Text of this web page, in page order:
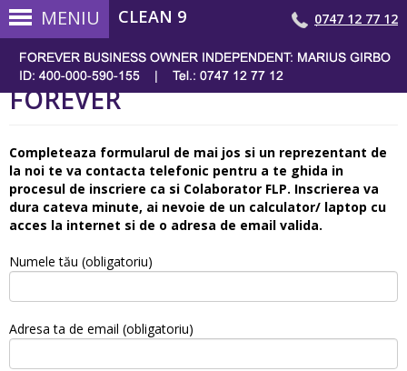
CLEAN 9 0747 12 77 12
INSCRIERE COLABORATOR
FOREVER
Completeaza formularul de mai jos si un reprezentant de
la noi te va contacta telefonic pentru a te ghida in
procesul de inscriere ca si Colaborator FLP. Inscrierea va
dura cateva minute, ai nevoie de un calculator/ laptop cu
acces la internet si de o adresa de email valida.
Numele tău (obligatoriu)
Adresa ta de email (obligatoriu)
MENIU